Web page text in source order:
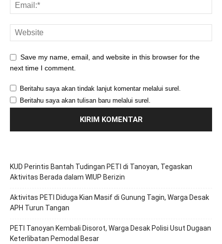
Save my name, email, and website in this browser for the
next time I comment.
Beritahu saya akan tindak lanjut komentar melalui surel.
Beritahu saya akan tulisan baru melalui surel.
KUD Perintis Bantah Tudingan PETI di Tanoyan, Tegaskan
Aktivitas Berada dalam WIUP Berizin
Aktivitas PETI Diduga Kian Masif di Gunung Tagin, Warga Desak
APH Turun Tangan
PETI Tanoyan Kembali Disorot, Warga Desak Polisi Usut Dugaan
Keterlibatan Pemodal Besar